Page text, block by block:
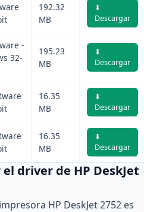
192.32
MB
⬇
Descargar
-
32-
195.23
MB
⬇
Descargar
16.35
MB
⬇
Descargar
16.35
MB
⬇
Descargar
driver de HP DeskJet
HP DeskJet 2752 es